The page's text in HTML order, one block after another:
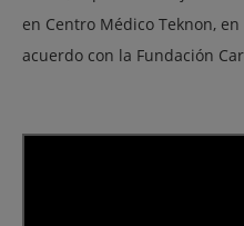
en Centro Médico Teknon,
acuerdo con la Fundación